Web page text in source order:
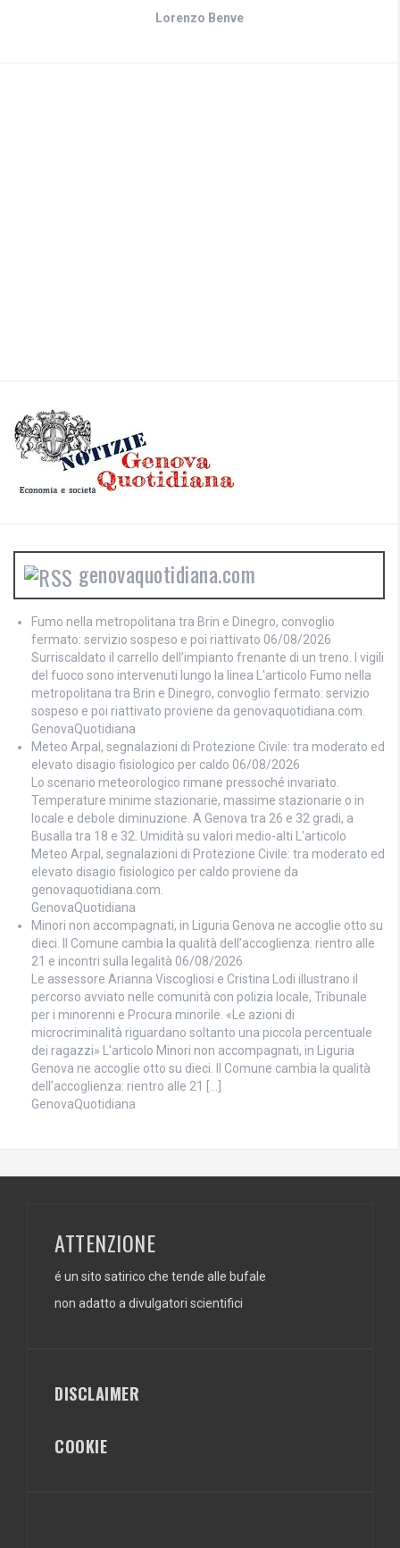
Lorenzo Benve
genovaquotidiana.com
Fumo nella metropolitana tra Brin e Dinegro, convoglio
fermato: servizio sospeso e poi riattivato 06/08/2026
Surriscaldato il carrello dell’impianto frenante di un treno. I vigili
del fuoco sono intervenuti lungo la linea L'articolo Fumo nella
metropolitana tra Brin e Dinegro, convoglio fermato: servizio
sospeso e poi riattivato proviene da genovaquotidiana.com.
GenovaQuotidiana
Meteo Arpal, segnalazioni di Protezione Civile: tra moderato ed
elevato disagio fisiologico per caldo 06/08/2026
Lo scenario meteorologico rimane pressoché invariato.
Temperature minime stazionarie, massime stazionarie o in
locale e debole diminuzione. A Genova tra 26 e 32 gradi, a
Busalla tra 18 e 32. Umidità su valori medio-alti L'articolo
Meteo Arpal, segnalazioni di Protezione Civile: tra moderato ed
elevato disagio fisiologico per caldo proviene da
genovaquotidiana.com.
GenovaQuotidiana
Minori non accompagnati, in Liguria Genova ne accoglie otto su
dieci. Il Comune cambia la qualità dell’accoglienza: rientro alle
21 e incontri sulla legalità 06/08/2026
Le assessore Arianna Viscogliosi e Cristina Lodi illustrano il
percorso avviato nelle comunità con polizia locale, Tribunale
per i minorenni e Procura minorile. «Le azioni di
microcriminalità riguardano soltanto una piccola percentuale
dei ragazzi» L'articolo Minori non accompagnati, in Liguria
Genova ne accoglie otto su dieci. Il Comune cambia la qualità
dell’accoglienza: rientro alle 21 […]
GenovaQuotidiana
ATTENZIONE
é un sito satirico che tende alle bufale
non adatto a divulgatori scientifici
DISCLAIMER
COOKIE